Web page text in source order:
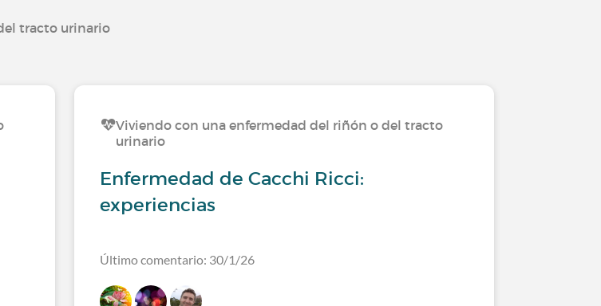
tracto urinario
Viviendo con una enfermedad del riñón o del tracto
urinario
Enfermedad de Cacchi Ricci:
experiencias
Último comentario: 30/1/26